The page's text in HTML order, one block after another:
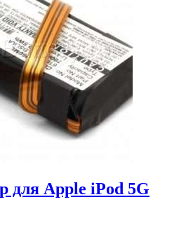
для Apple iPod 5G